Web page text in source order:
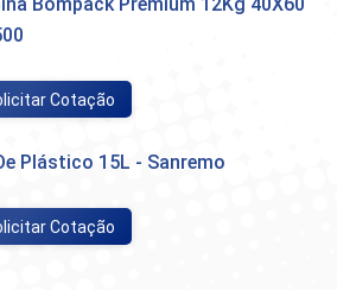
Cotação
Plástico 15L - Sanremo
Cotação